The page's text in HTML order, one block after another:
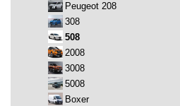
Peugeot 208
308
508
2008
3008
5008
Boxer